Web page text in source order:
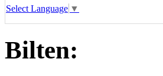
Select Language ▼
Bilten: